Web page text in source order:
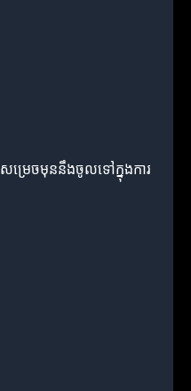
ម្រេចមុននឹងចូលទៅក្នុងការ